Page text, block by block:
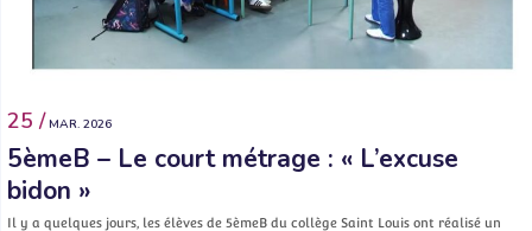
25 / MAR. 2026
5èmeB – Le court métrage : « L’excuse
bidon »
Il y a quelques jours, les élèves de 5èmeB du collège Saint Louis ont réalisé un